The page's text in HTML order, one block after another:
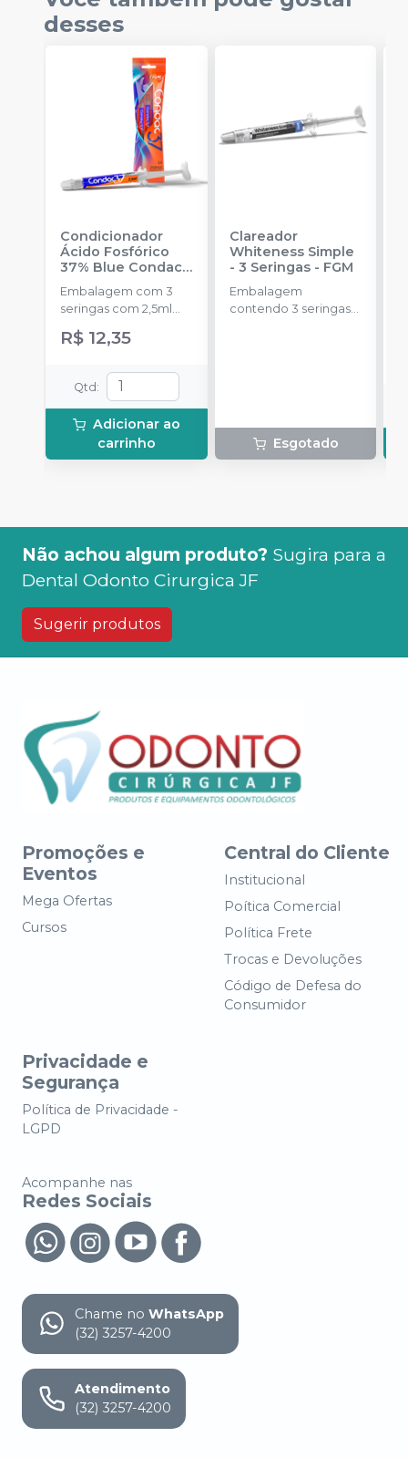
desses
Condicionador
Ácido Fosfórico
37% Blue Condac-
FGM
Embalagem com 3
seringas com 2,5ml
ponteiras para
R$ 12,35
Qtd:
Adicionar ao
carrinho
Clareador
Whiteness Simple
- 3 Seringas- FGM
Embalagem
contendo 3 seringas
Esgotado
Não achou algum produto? Sugira para a
Dental Odonto Cirurgica JF
Sugerir produtos
Promoções e
Eventos
Mega Ofertas
Cursos
Central do Cliente
Institucional
Poítica Comercial
Política Frete
Trocas e Devoluções
Código de Defesa do
Consumidor
Privacidade e
Segurança
Política de Privacidade -
LGPD
Acompanhe nas
Redes Sociais
Chame no WhatsApp
(32) 3257-4200
Atendimento
(32) 3257-4200